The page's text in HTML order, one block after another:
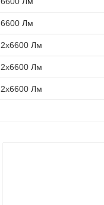
6600 Лм
2х6600 Лм
2х6600 Лм
2х6600 Лм